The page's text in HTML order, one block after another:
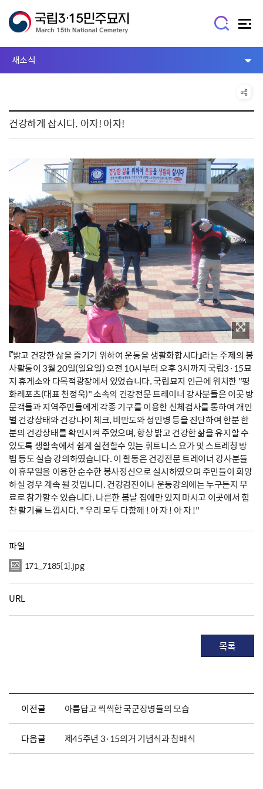
새소식
건강하게 삽시다. 아자! 아자!
『밝고 건강한 삶을 즐기기 위하여 운동을 생활화합시다』라는 주제의 봉
사활동이 3월 20일(일요일) 오전 10시부터 오후 3시까지 국립3·15묘
지 휴게소와 다목적광장에서 있었습니다. 국립묘지 인근에 위치한 "평
화레포츠(대표 천정욱)" 소속의 건강전문 트레이너 강사분들은 이곳 방
문객들과 지역주민들에게 각종 기구를 이용한 신체검사를 통하여 개인
별 건강상태와 건강나이 체크, 비만도와 성인병 등을 진단하여 한분 한
분의 건강상태를 확인시켜 주었으며, 항상 밝고 건강한 삶을 유지할 수
있도록 생활속에서 쉽게 실천할수 있는 휘트니스 요가 및 스트레칭 방
법 등도 실습 강의하였습니다. 이 활동은 건강전문 트레이너 강사분들
이 휴무일을 이용한 순수한 봉사정신으로 실시하였으며 주민들이 희망
하실 경우 계속 될 것입니다. 건강검진이나 운동강의에는 누구든지 무
료로 참가할수 있습니다. 나른한 봄날 집에만 있지 마시고 이곳에서 힘
찬 활기를 느낍시다. " 우리 모두 다함께 ! 아 자 ! 아 자 !"
파일
171_7185[1].jpg
URL
목록
이전글 아름답고 씩씩한 국군장병들의 모습
다음글 제45주년 3·15의거 기념식과 참배식